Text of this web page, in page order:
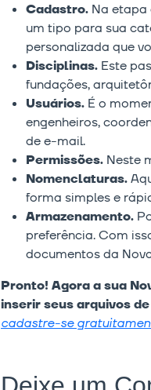
Cadastro. Na etapa
um tipo para sua
personalizada que
Disciplinas. Este
fundações,
Usuários. É o
engenheiros,
de e-mail.
Permissões. Neste
Nomenclaturas.
forma simples e
Armazenamento.
preferência. Com
documentos da
Pronto! Agora a sua
inserir seus arquivos
cadastre-se